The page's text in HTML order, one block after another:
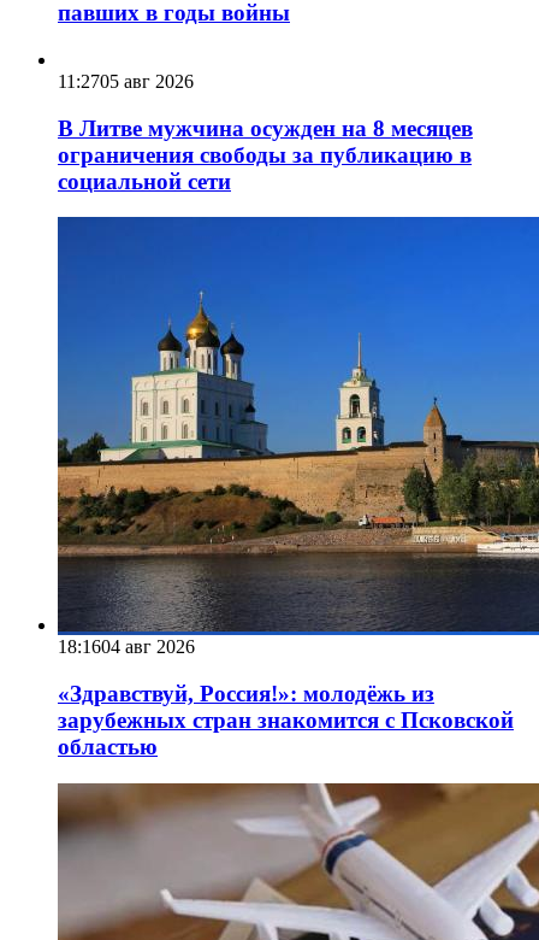
павших в годы войны
11:2705 авг 2026
В Литве мужчина осужден на 8 месяцев
ограничения свободы за публикацию в
социальной сети
18:1604 авг 2026
«Здравствуй, Россия!»: молодёжь из
зарубежных стран знакомится с Псковской
областью